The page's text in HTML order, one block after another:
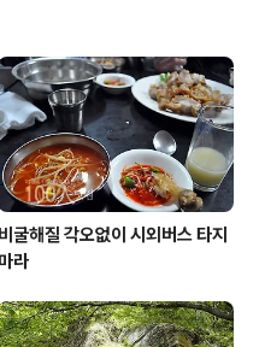
얘기를 주
었던 방송
눈길 끄는
습니다. 12일
우리 경남의
비굴해질 각오없이 시외버스 타지
마라